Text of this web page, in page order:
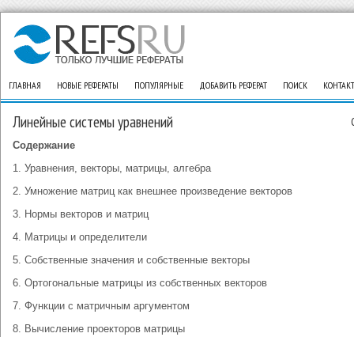
ГЛАВНАЯ НОВЫЕ РЕФЕРАТЫ ПОПУЛЯРНЫЕ ДОБАВИТЬ РЕФЕРАТ ПОИСК
Линейные системы уравнений
Содержание
1. Уравнения, векторы, матрицы, алгебра
2. Умножение матриц как внешнее произведение векторов
3. Нормы векторов и матриц
4. Матрицы и определители
5. Собственные значения и собственные векторы
6. Ортогональные матрицы из собственных векторов
7. Функции с матричным аргументом
8. Вычисление проекторов матрицы